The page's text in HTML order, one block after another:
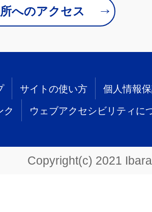
へのアクセス
サイトの使い方 個人情報
ク ウェブアクセシビリティに
Copyright(c) 2021